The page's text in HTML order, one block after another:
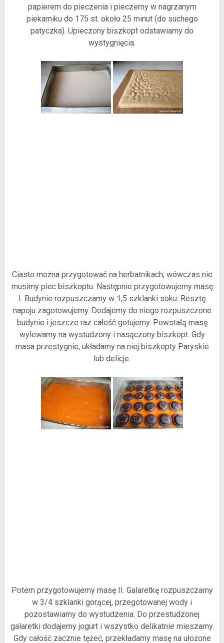
papierem do pieczenia i pieczemy w nagrzanym
piekarniku do 175 st. około 25 minut (do suchego
patyczka). Upieczony biszkopt odstawiamy do
wystygnięcia.
Ciasto można przygotować na herbatnikach, wówczas nie
musimy piec biszkoptu. Następnie przygotowujemy masę
I. Budynie rozpuszczamy w 1,5 szklanki soku. Resztę
napoju zagotowujemy. Dodajemy do niego rozpuszczone
budynie i jeszcze raz całość gotujemy. Powstałą masę
wylewamy na wystudzony i nasączony biszkopt. Gdy
masa przestygnie, układamy na niej biszkopty Paryskie
lub delicje.
Potem przygotowujemy masę II. Galaretkę rozpuszczamy
w 3/4 szklanki gorącej, przegotowanej wody i
pozostawiamy do wystudzenia. Do przestudzonej
galaretki dodajemy jogurt i wszystko delikatnie mieszamy.
Gdy całość zacznie tężeć, przekładamy masę na ułożone